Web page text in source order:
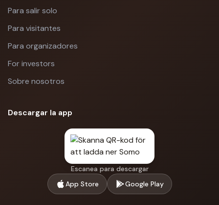
Para salir solo
Para visitantes
Para organizadores
For investors
Sobre nosotros
Descargar la app
Escanea para descargar
App Store
Google Play